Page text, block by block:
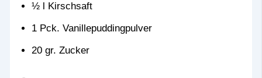
½ l Kirschsaft
1 Pck. Vanillepuddingpulver
20 gr. Zucker